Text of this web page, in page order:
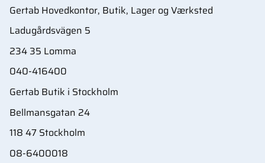
Gertab Hovedkontor, Butik, Lager og Værksted
Ladugårdsvägen 5
234 35 Lomma
040-416400
Gertab Butik i Stockholm
Bellmansgatan 24
118 47 Stockholm
08-6400018